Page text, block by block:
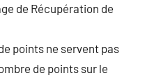
de Récupération de
points ne servent pas
de points sur le